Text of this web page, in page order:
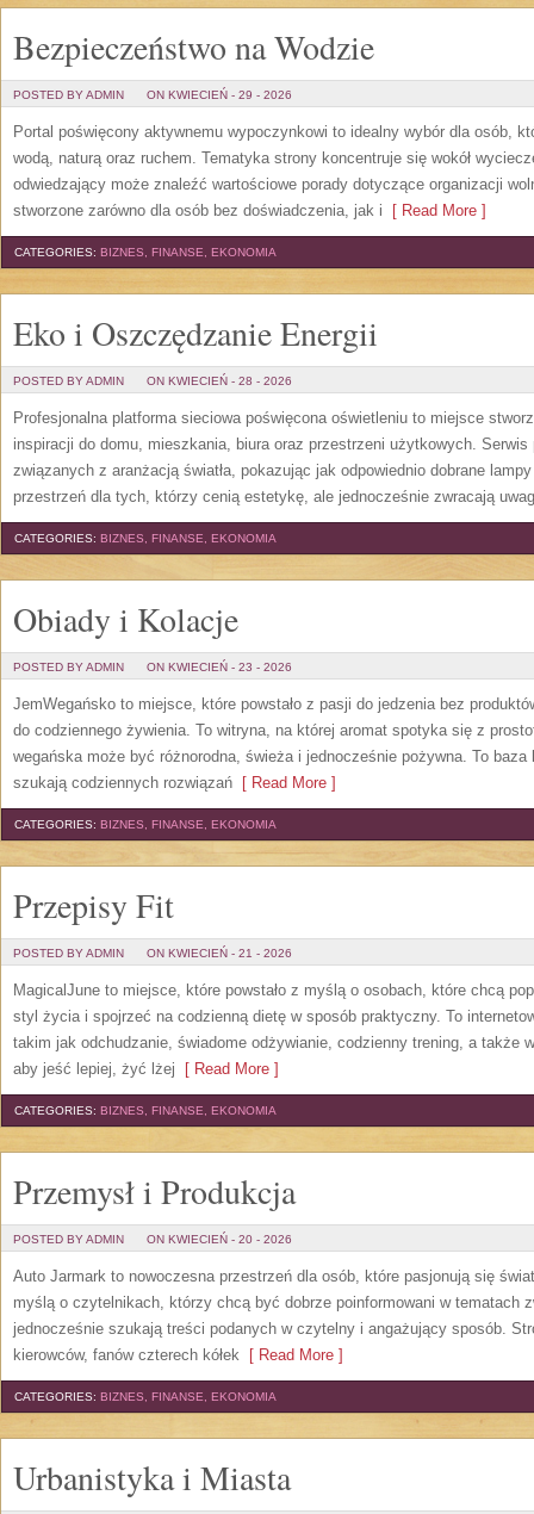
Bezpieczeństwo na Wodzie
POSTED BY ADMIN ON KWIECIEŃ - 29 - 2026
Portal poświęcony aktywnemu wypoczynkowi to idealny wybór dla osób,
wodą, naturą oraz ruchem. Tematyka strony koncentruje się wokół
odwiedzający może znaleźć wartościowe porady dotyczące organizacji
stworzone zarówno dla osób bez doświadczenia, jak i [ Read More ]
CATEGORIES: BIZNES, FINANSE, EKONOMIA
Eko i Oszczędzanie Energii
POSTED BY ADMIN ON KWIECIEŃ - 28 - 2026
Profesjonalna platforma sieciowa poświęcona oświetleniu to miejsce
inspiracji do domu, mieszkania, biura oraz przestrzeni użytkowych.
związanych z aranżacją światła, pokazując jak odpowiednio dobrane
przestrzeń dla tych, którzy cenią estetykę, ale jednocześnie zwracają
CATEGORIES: BIZNES, FINANSE, EKONOMIA
Obiady i Kolacje
POSTED BY ADMIN ON KWIECIEŃ - 23 - 2026
JemWegańsko to miejsce, które powstało z pasji do jedzenia bez
do codziennego żywienia. To witryna, na której aromat spotyka się z
wegańska może być różnorodna, świeża i jednocześnie pożywna. To
szukają codziennych rozwiązań [ Read More ]
CATEGORIES: BIZNES, FINANSE, EKONOMIA
Przepisy Fit
POSTED BY ADMIN ON KWIECIEŃ - 21 - 2026
MagicalJune to miejsce, które powstało z myślą o osobach, które chcą
styl życia i spojrzeć na codzienną dietę w sposób praktyczny. To
takim jak odchudzanie, świadome odżywianie, codzienny trening, a także
aby jeść lepiej, żyć lżej [ Read More ]
CATEGORIES: BIZNES, FINANSE, EKONOMIA
Przemysł i Produkcja
POSTED BY ADMIN ON KWIECIEŃ - 20 - 2026
Auto Jarmark to nowoczesna przestrzeń dla osób, które pasjonują się
myślą o czytelnikach, którzy chcą być dobrze poinformowani w tematach
jednocześnie szukają treści podanych w czytelny i angażujący sposób.
kierowców, fanów czterech kółek [ Read More ]
CATEGORIES: BIZNES, FINANSE, EKONOMIA
Urbanistyka i Miasta